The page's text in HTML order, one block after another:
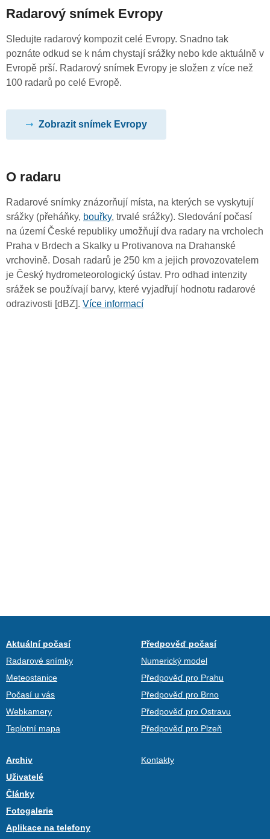
Radarový snímek Evropy
Sledujte radarový kompozit celé Evropy. Snadno tak
poznáte odkud se k nám chystají srážky nebo kde aktuálně v
Evropě prší. Radarový snímek Evropy je složen z více než
100 radarů po celé Evropě.
Zobrazit snímek Evropy
O radaru
Radarové snímky znázorňují místa, na kterých se vyskytují
srážky (přeháňky, bouřky, trvalé srážky). Sledování počasí
na území České republiky umožňují dva radary na vrcholech
Praha v Brdech a Skalky u Protivanova na Drahanské
vrchovině. Dosah radarů je 250 km a jejich provozovatelem
je Český hydrometeorologický ústav. Pro odhad intenzity
srážek se používají barvy, které vyjadřují hodnotu radarové
odrazivosti [dBZ]. Více informací
Aktuální počasí
Radarové snímky
Meteostanice
Počasí u vás
Webkamery
Teplotní mapa
Předpověď počasí
Numerický model
Předpověď pro Prahu
Předpověď pro Brno
Předpověď pro Ostravu
Předpověď pro Plzeň
Archiv
Uživatelé
Články
Fotogalerie
Aplikace na telefony
Kontakty